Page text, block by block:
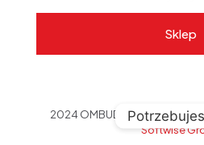
Sklep
2024 OMBUD © All Rights
Softwise